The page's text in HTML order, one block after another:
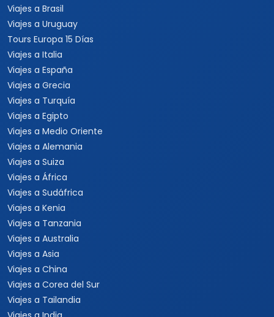
Viajes a Brasil
Viajes a Uruguay
Tours Europa 15 Días
Viajes a Italia
Viajes a España
Viajes a Grecia
Viajes a Turquía
Viajes a Egipto
Viajes a Medio Oriente
Viajes a Alemania
Viajes a Suiza
Viajes a África
Viajes a Sudáfrica
Viajes a Kenia
Viajes a Tanzania
Viajes a Australia
Viajes a Asia
Viajes a China
Viajes a Corea del Sur
Viajes a Tailandia